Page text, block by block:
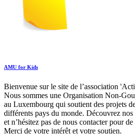
AMU for Kids
Bienvenue sur le site de l’association
Nous sommes une Organisation Non-
au Luxembourg qui soutient des projets
différents pays du monde. Découvrez
et n’hésitez pas de nous contacter pour
Merci de votre intérêt et votre soutien.